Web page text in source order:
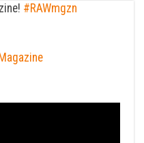
#RAWmgzn